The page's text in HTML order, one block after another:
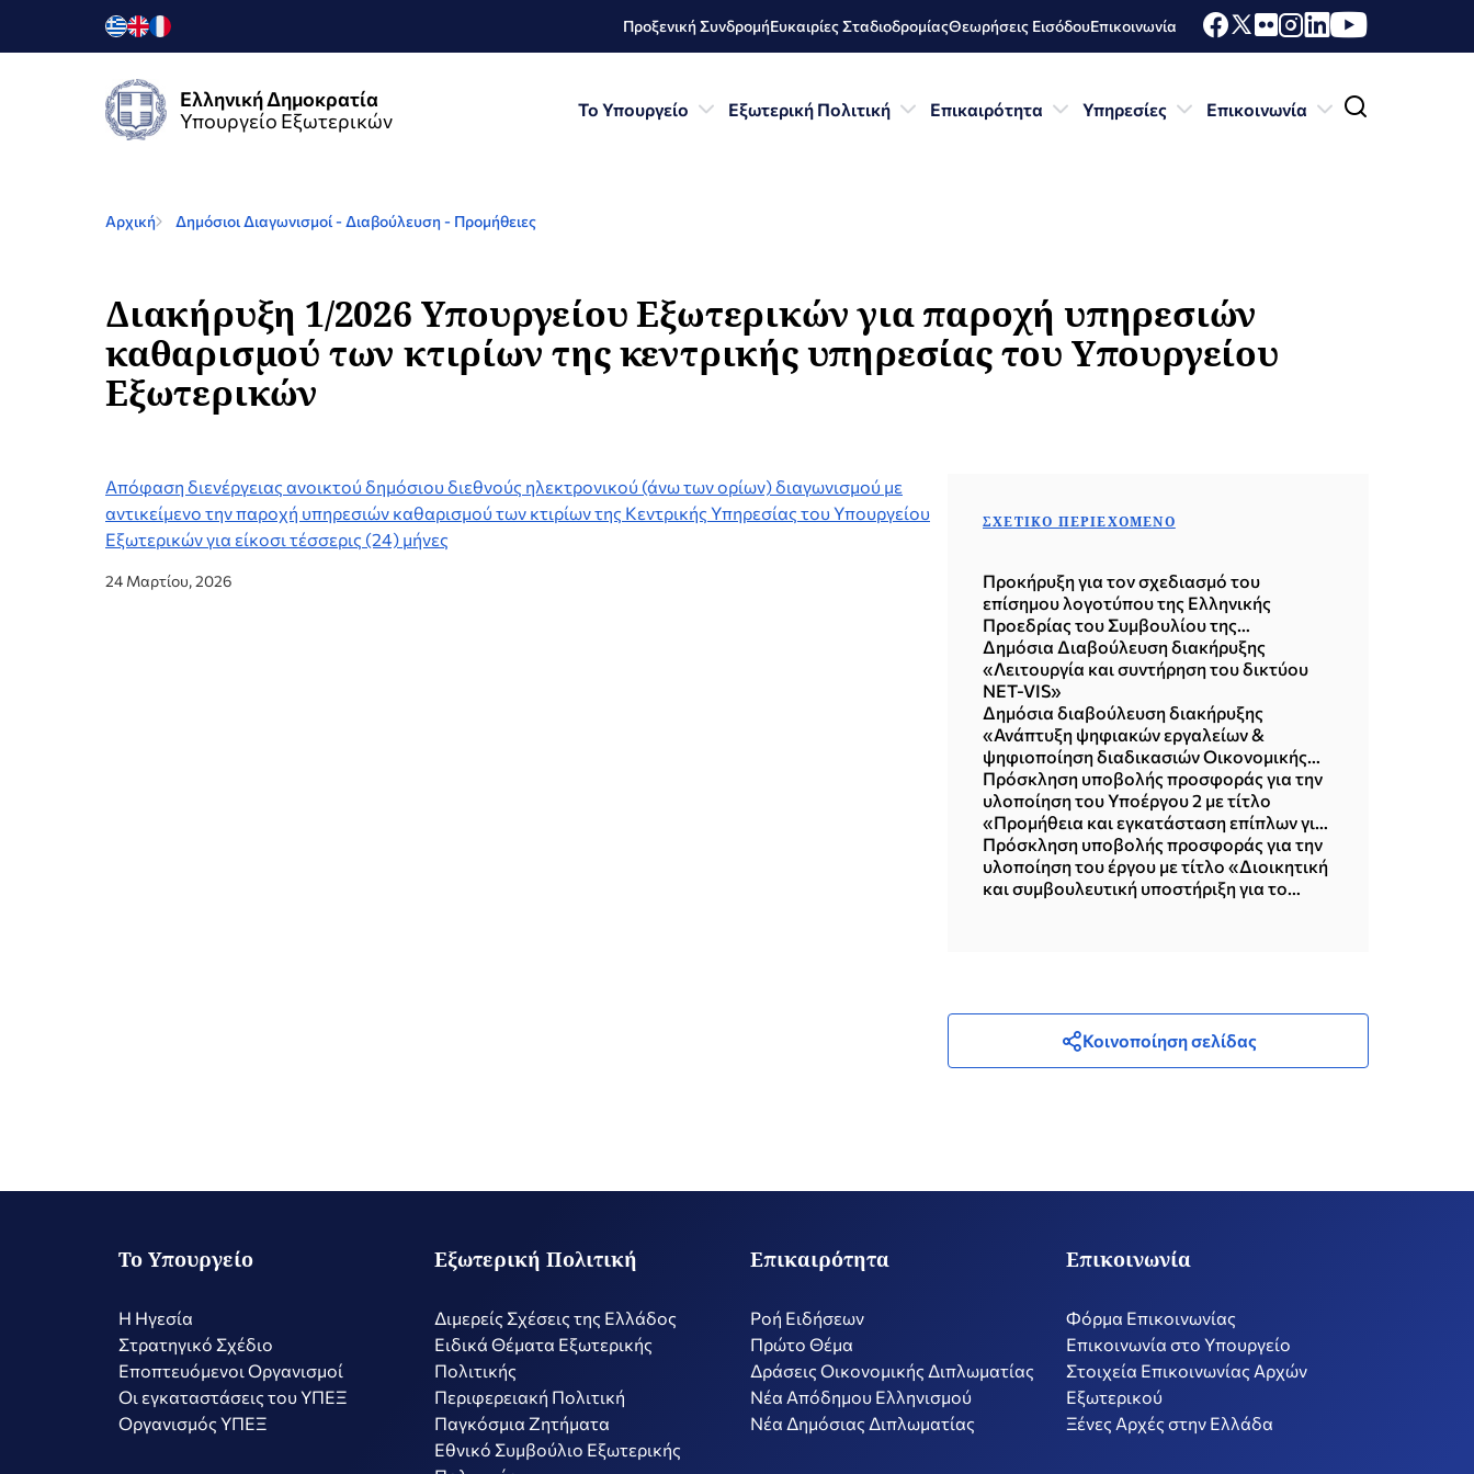
Προξενική ΣυνδρομήΕυκαιρίες ΣταδιοδρομίαςΘεωρήσεις ΕισόδουΕπικοινωνία
Ελληνική Δημοκρατία
Υπουργείο Εξωτερικών
Το Υπουργείο Εξωτερική Πολιτική Επικαιρότητα Υπηρεσίες Επικοινωνία
Αρχική Δημόσιοι Διαγωνισμοί - Διαβούλευση - Προμήθειες
Διακήρυξη 1/2026 Yπουργείου Eξωτερικών για παροχή υπηρεσιών
καθαρισμού των κτιρίων της κεντρικής υπηρεσίας του Υπουργείου
Εξωτερικών
Απόφαση διενέργειας ανοικτού δημόσιου διεθνούς ηλεκτρονικού (άνω των ορίων) διαγωνισμού με
αντικείμενο την παροχή υπηρεσιών καθαρισμού των κτιρίων της Κεντρικής Υπηρεσίας του Υπουργείου
Εξωτερικών για είκοσι τέσσερις (24) μήνες
24 Μαρτίου, 2026
ΣΧΕΤΙΚΌ ΠΕΡΙΕΧΌΜΕΝΟ
Προκήρυξη για τον σχεδιασμό του
επίσημου λογοτύπου της Ελληνικής
Προεδρίας του Συμβουλίου της
Ευρωπαϊκής Ένωσης του β' εξαμήνου του
2027 (19.06.2026)
Δημόσια Διαβούλευση διακήρυξης
«Λειτουργία και συντήρηση του δικτύου
NET-VIS»
Δημόσια διαβούλευση διακήρυξης
«Ανάπτυξη ψηφιακών εργαλείων &
ψηφιοποίηση διαδικασιών Οικονομικής
Διπλωματίας»
Πρόσκληση υποβολής προσφοράς για την
υλοποίηση του Υποέργου 2 με τίτλο
«Προμήθεια και εγκατάσταση επίπλων για
την εθνική μονάδα ETIAS»
Πρόσκληση υποβολής προσφοράς για την
υλοποίηση του έργου με τίτλο «Διοικητική
και συμβουλευτική υποστήριξη για το
Κωδικό ΟΠΣ 6018183
Κοινοποίηση σελίδας
Το Υπουργείο
Η Ηγεσία
Στρατηγικό Σχέδιο
Εποπτευόμενοι Οργανισμοί
Οι εγκαταστάσεις του ΥΠΕΞ
Οργανισμός ΥΠΕΞ
Εξωτερική Πολιτική
Διμερείς Σχέσεις της Ελλάδος
Ειδικά Θέματα Εξωτερικής
Πολιτικής
Περιφερειακή Πολιτική
Παγκόσμια Ζητήματα
Εθνικό Συμβούλιο Εξωτερικής
Επικαιρότητα
Ροή Ειδήσεων
Πρώτο Θέμα
Δράσεις Οικονομικής Διπλωματίας
Nέα Απόδημου Ελληνισμού
Νέα Δημόσιας Διπλωματίας
Επικοινωνία
Φόρμα Επικοινωνίας
Επικοινωνία στο Υπουργείο
Στοιχεία Επικοινωνίας Αρχών
Εξωτερικού
Ξένες Αρχές στην Ελλάδα